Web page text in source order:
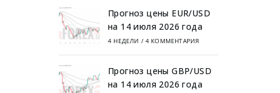
Прогноз цены EUR/USD
на 14 июля 2026 года
4 НЕДЕЛИ / 4 КОММЕНТАРИЯ
Прогноз цены GBP/USD
на 14 июля 2026 года